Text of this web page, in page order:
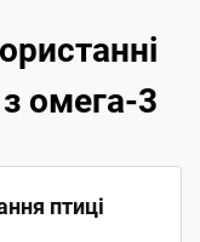
омега-3
птиці